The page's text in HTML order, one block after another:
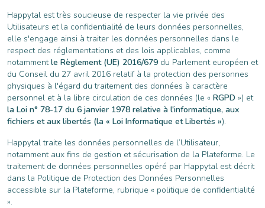
Happytal est très soucieuse de respecter la vie privée des
Utilisateurs et la confidentialité de leurs données personnelles,
elle s'engage ainsi à traiter les données personnelles dans le
respect des réglementations et des lois applicables, comme
notammentle Règlement (UE) 2016/679 du Parlement européen et
du Conseil du 27 avril 2016 relatif à la protection des personnes
physiques à l'égard du traitement des données à caractère
personnel et à la libre circulation de ces données (le « RGPD ») et
la Loi n° 78-17 du 6 janvier 1978 relative à l'informatique, aux
fichiers et aux libertés (la « Loi Informatique et Libertés »).
Happytal traite les données personnelles de l’Utilisateur,
notamment aux fins de gestion et sécurisation de la Plateforme. Le
traitement de données personnelles opéré par Happytal est décrit
dans la Politique de Protection des Données Personnelles
accessible sur la Plateforme, rubrique « politique de confidentialité
».